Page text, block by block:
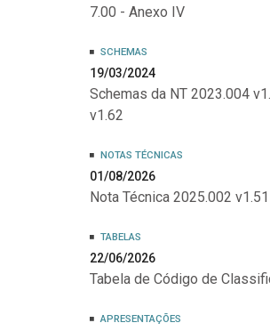
7.00 - Anexo IV
SCHEMAS
19/03/2024
Schemas da NT 2023.004
v1.62
NOTAS TÉCNICAS
01/08/2026
Nota Técnica 2025.002
TABELAS
22/06/2026
Tabela de Código de
APRESENTAÇÕES